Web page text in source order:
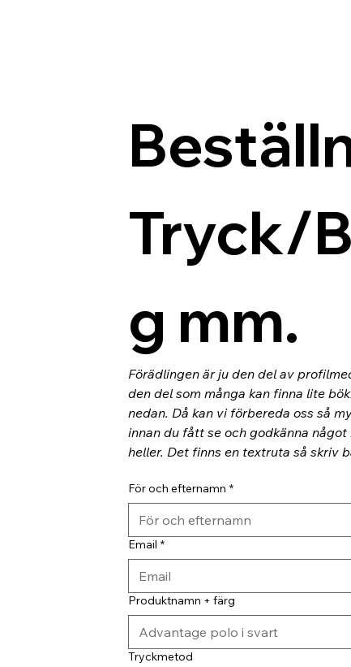
Tryck/
g mm.
Förädlingen är ju den del av
den del som många kan finna lite
nedan. Då kan vi förbereda oss så
innan du fått se och godkänna
heller. Det finns en textruta så skriv
För och efternamn *
Email *
Produktnamn + färg
Tryckmetod